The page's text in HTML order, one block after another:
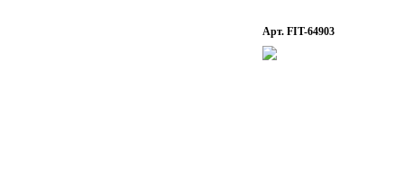
Арт. FIT-64903